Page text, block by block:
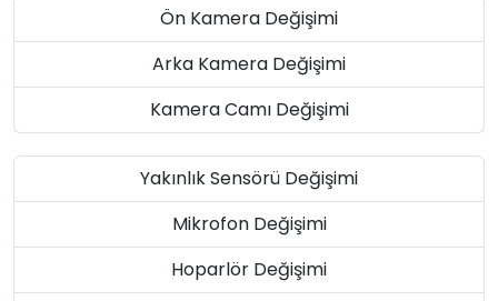
Ön Kamera Değişimi
Arka Kamera Değişimi
Kamera Camı Değişimi
Yakınlık Sensörü Değişimi
Mikrofon Değişimi
Hoparlör Değişimi